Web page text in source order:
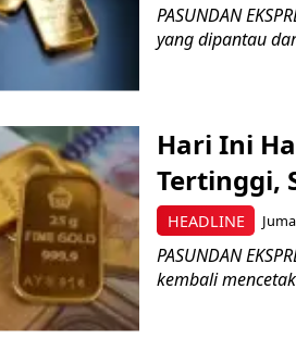
PASUNDAN
yang dipantau
HEADLINE
Hari Ini
Tertinggi,
PASUNDAN
kembali